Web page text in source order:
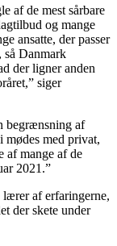
af de mest sårbare
og mange
ansatte, der passer
så Danmark
der ligner anden
siger
begrænsning af
mødes med privat,
af mange af de
2021.”
af erfaringerne,
der skete under